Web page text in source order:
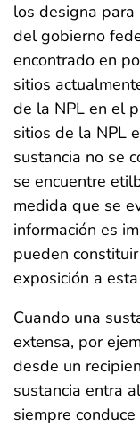
los designa
del gobierno
encontrado en
sitios
de la NPL en el
sitios de la NPL
sustancia no se
se encuentre
medida que se
información es
pueden
exposición a
Cuando una
extensa, por
desde un
sustancia entra
siempre